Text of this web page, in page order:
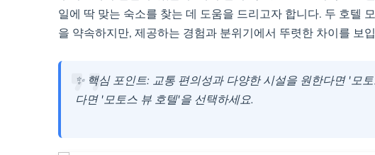
위치:모토스 호수 도보 거리, 조용한 숲속
장점:가성비 뛰어난 석식, 조용한 노천탕
는 커플
일에 딱 맞는 숙소를 찾는 데 도움을 드리고자 합니다. 두 호텔
을 약속하지만, 제공하는 경험과 분위기에서 뚜렷한 차이를 보
✨ 핵심 포인트: 교통 편의성과 다양한 시설을 원한다면 '모
다면 '모토스 뷰 호텔'을 선택하세요.